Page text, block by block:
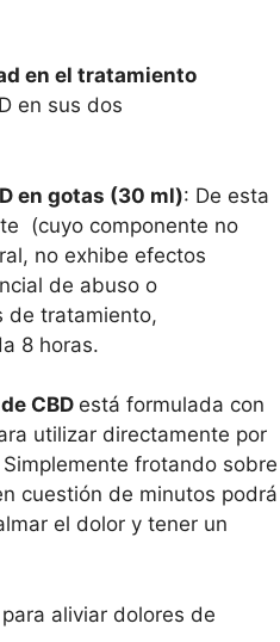
en el tratamiento
en sus dos
en gotas (30 ml): De esta
(cuyo componente no
no exhibe efectos
de abuso o
de tratamiento,
8 horas.
CBD está formulada con
utilizar directamente por
frotando sobre
cuestión de minutos podrá
el dolor y tener un
aliviar dolores de